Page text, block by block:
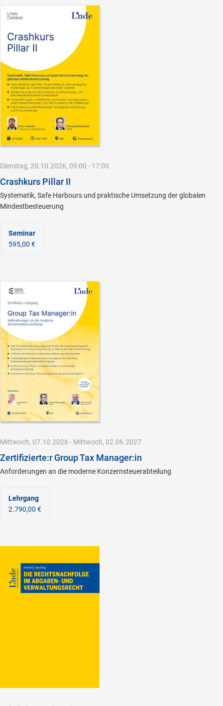
Dienstag, 20.10.2026, 09:00 - 17:00
Crashkurs Pillar II
Systematik, Safe Harbours und praktische Umsetzung der globalen
Mindestbesteuerung
Seminar
595,00 €
Mittwoch, 07.10.2026 - Mittwoch, 02.06.2027
Zertifizierte:r Group Tax Manager:in
Anforderungen an die moderne Konzernsteuerabteilung
Lehrgang
2.790,00 €